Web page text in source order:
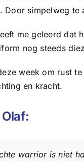
Door simpelweg te
me geleerd dat
nog steeds
week om rust
en kracht.
warrior is niet